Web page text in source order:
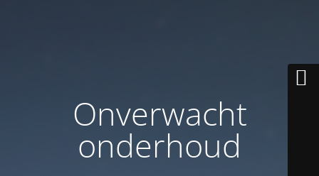
Onverwacht
onderhoud